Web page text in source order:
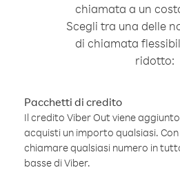
chiamata a un
Scegli tra una delle
di chiamata
ridotto:
Pacchetti di credito
Il credito Viber Out viene
acquisti un importo qualsiasi.
chiamare qualsiasi numero in
basse di Viber.